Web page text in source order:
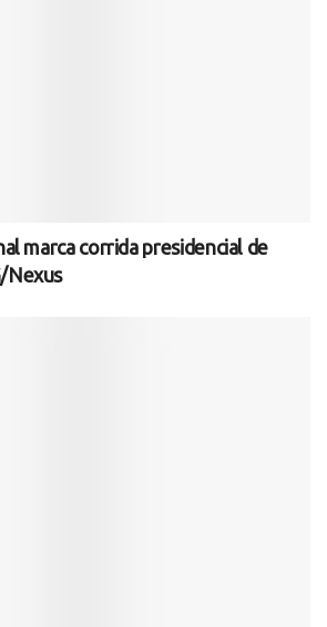
marca corrida presidencial de
Nexus